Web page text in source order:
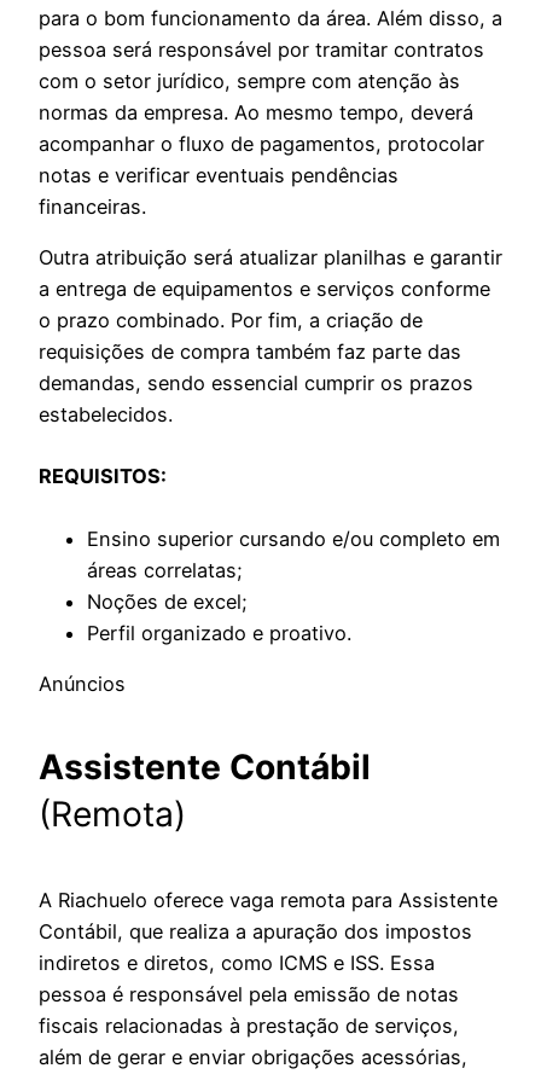
para o bom funcionamento da área. Além disso, a
pessoa será responsável por tramitar contratos
com o setor jurídico, sempre com atenção às
normas da empresa. Ao mesmo tempo, deverá
acompanhar o fluxo de pagamentos, protocolar
notas e verificar eventuais pendências
financeiras.
Outra atribuição será atualizar planilhas e garantir
a entrega de equipamentos e serviços conforme
o prazo combinado. Por fim, a criação de
requisições de compra também faz parte das
demandas, sendo essencial cumprir os prazos
estabelecidos.
REQUISITOS:
Ensino superior cursando e/ou completo em
áreas correlatas;
Noções de excel;
Perfil organizado e proativo.
Anúncios
Assistente Contábil
(Remota)
A Riachuelo oferece vaga remota para Assistente
Contábil, que realiza a apuração dos impostos
indiretos e diretos, como ICMS e ISS. Essa
pessoa é responsável pela emissão de notas
fiscais relacionadas à prestação de serviços,
além de gerar e enviar obrigações acessórias,